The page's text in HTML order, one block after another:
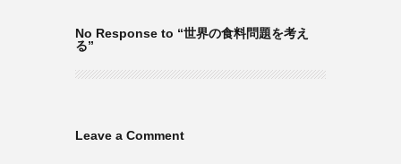
No Response to “世界の食料問題を考え
る”
Leave a Comment